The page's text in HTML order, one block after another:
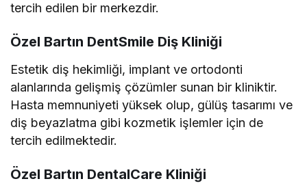
tercih edilen bir merkezdir.
Özel Bartın DentSmile Diş Kliniği
Estetik diş hekimliği, implant ve ortodonti
alanlarında gelişmiş çözümler sunan bir kliniktir.
Hasta memnuniyeti yüksek olup, gülüş tasarımı ve
diş beyazlatma gibi kozmetik işlemler için de
tercih edilmektedir.
Özel Bartın DentalCare Kliniği